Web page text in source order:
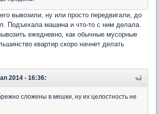
вывозили, ну или просто передвигали, до
Подъехала машина и что-то с ним делала.
ежедневно, как обычные мусорные
квартир скоро начнет делать
2014 - 16:36:
сложены в мешки, ну их целостность не